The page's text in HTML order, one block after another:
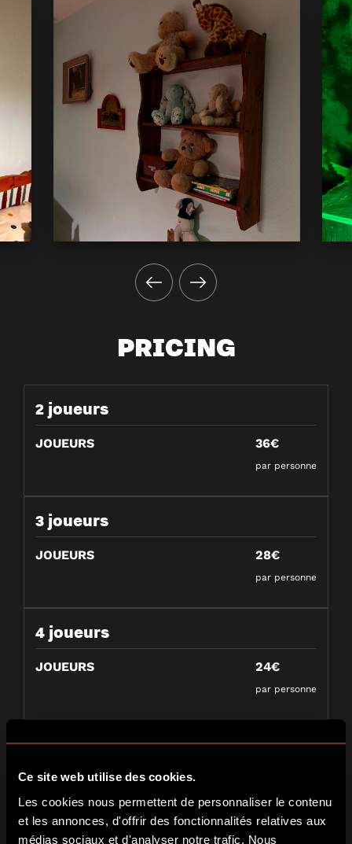
Ce site web utilise des cookies.
Les cookies nous permettent de personnaliser le contenu
et les annonces, d'offrir des fonctionnalités relatives aux
médias sociaux et d'analyser notre trafic. Nous
PRICING
2 joueurs
JOUEURS 36€
par personne
3 joueurs
JOUEURS 28€
par personne
4 joueurs
JOUEURS 24€
par personne
5 joueurs
JOUEURS
par personne